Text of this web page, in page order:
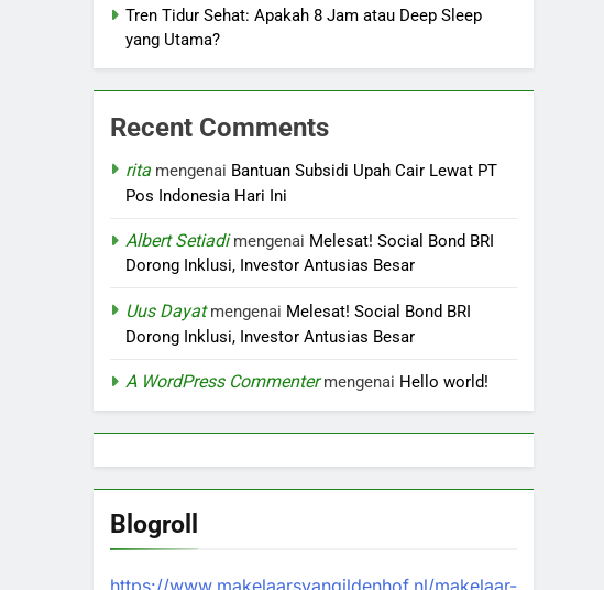
Tren Tidur Sehat: Apakah 8 Jam atau Deep Sleep
yang Utama?
Recent Comments
rita mengenai Bantuan Subsidi Upah Cair Lewat PT
Pos Indonesia Hari Ini
Albert Setiadimengenai Melesat! Social Bond BRI
Dorong Inklusi, Investor Antusias Besar
Uus Dayatmengenai Melesat! Social Bond BRI
Dorong Inklusi, Investor Antusias Besar
A WordPress Commentermengenai Hello world!
Blogroll
https://www.makelaarsvangildenhof.nl/makelaar-